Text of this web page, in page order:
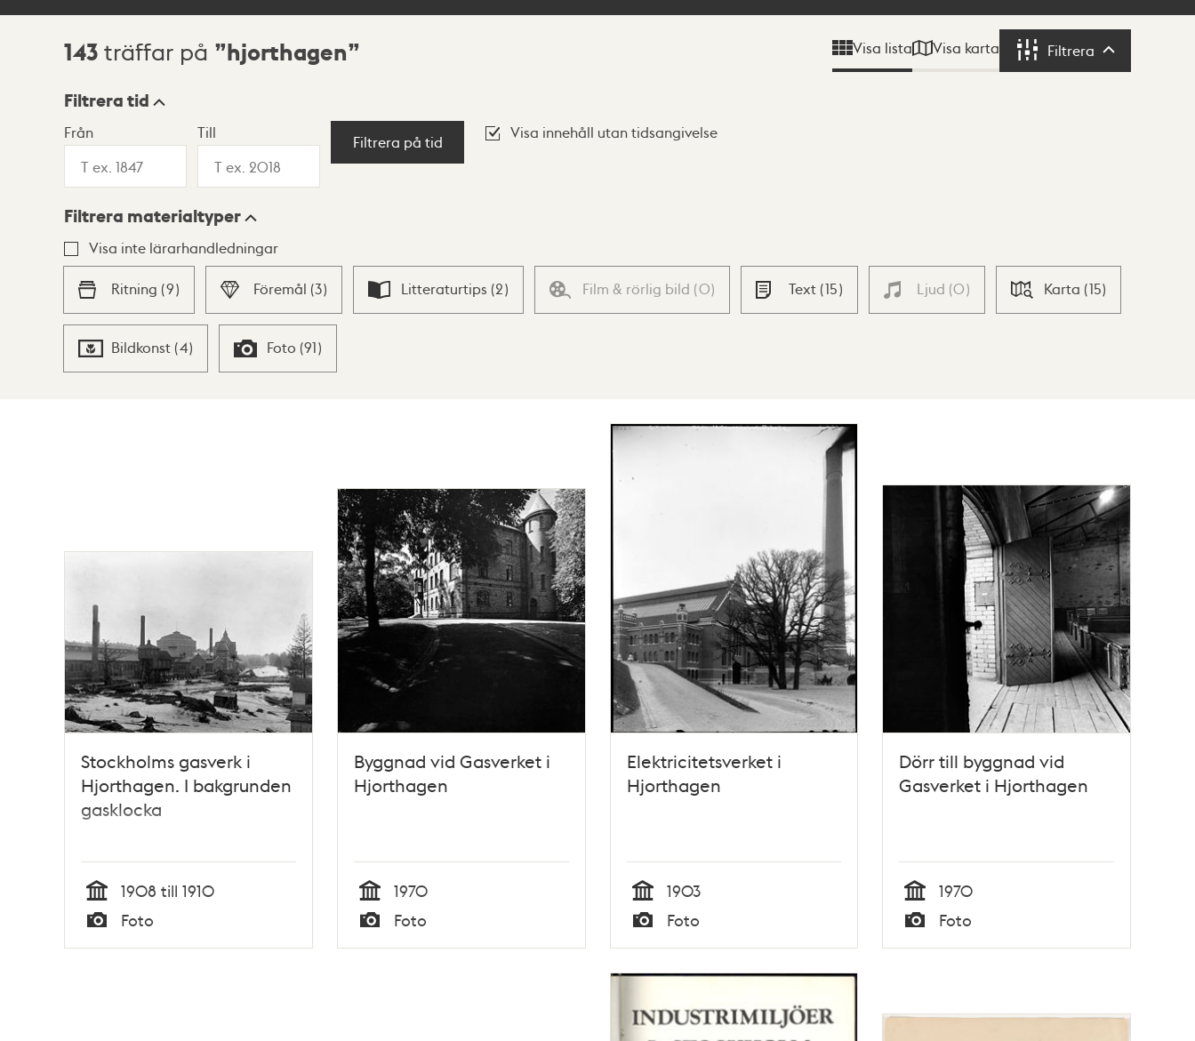
Sökresultat
143 träffar på hjorthagen Visa lista Visa karta Filtrera Filtrera
Visningsläge
Lista Karta
Filtrera tid
Från Till
Filtrera på tid
Visa innehåll utan tidsangivelse
Filtrera materialtyper
Visa inte lärarhandledningar
Ritning (9) Föremål (3) Litteraturtips (2) Film & rörlig bild (0) Text (15) Ljud (0) Karta (15)
Bildkonst (4) Foto (91)
Stockholms gasverk i
Hjorthagen. I bakgrunden
gasklocka
Tid
1908 till 1910
Typ
Foto
Byggnad vid Gasverket i
Hjorthagen
Tid
1970
Typ
Foto
Elektricitetsverket i
Hjorthagen
Tid
1903
Typ
Foto
Dörr till byggnad vid
Gasverket i Hjorthagen
Tid
1970
Typ
Foto